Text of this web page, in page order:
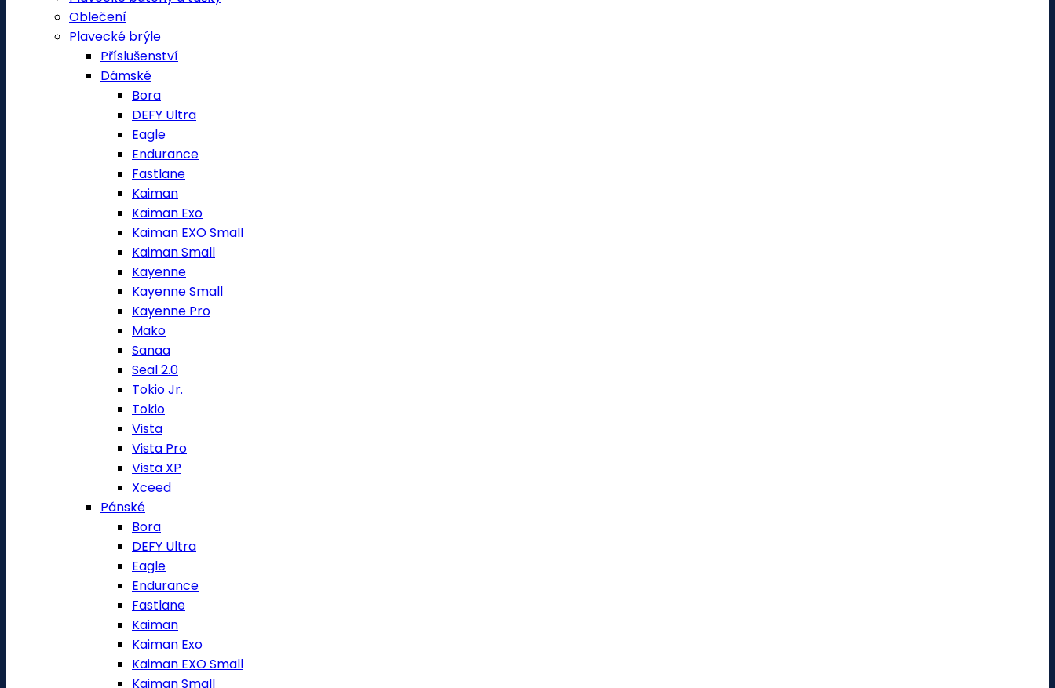
Oblečení
Plavecké brýle
Příslušenství
Dámské
Bora
DEFY Ultra
Eagle
Endurance
Fastlane
Kaiman
Kaiman Exo
Kaiman EXO Small
Kaiman Small
Kayenne
Kayenne Small
Kayenne Pro
Mako
Sanaa
Seal 2.0
Tokio Jr.
Tokio
Vista
Vista Pro
Vista XP
Xceed
Pánské
Bora
DEFY Ultra
Eagle
Endurance
Fastlane
Kaiman
Kaiman Exo
Kaiman EXO Small
Kaiman Small